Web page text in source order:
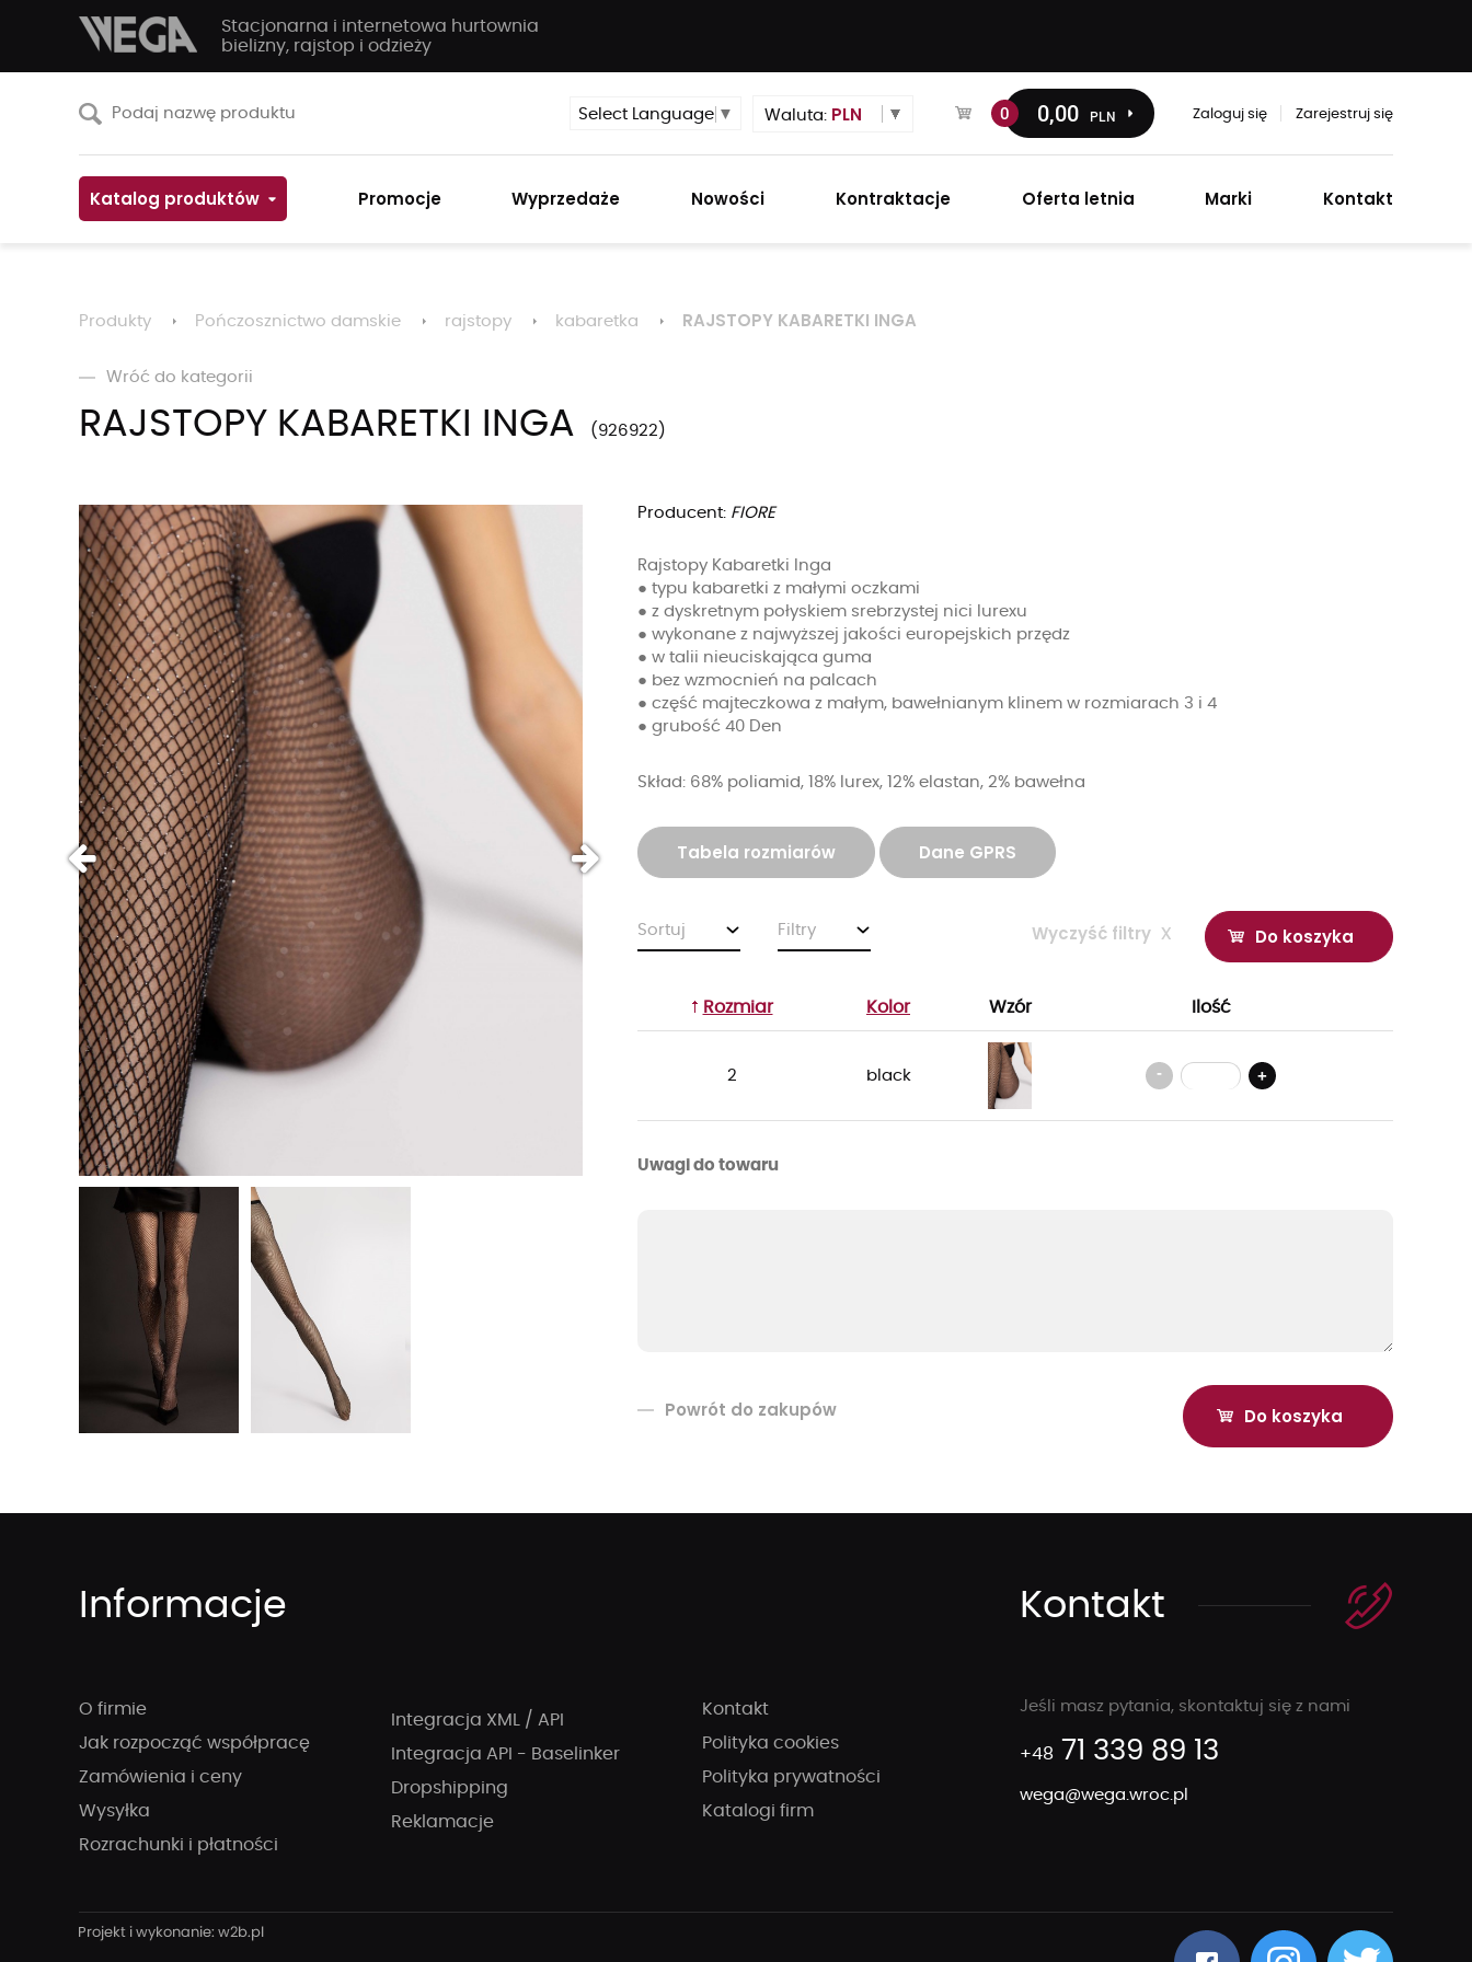
Stacjonarna i internetowa hurtownia
bielizny, rajstop i odzieży
Select Language ▼ Waluta: PLN 0 0,00 PLN Zaloguj się Zarejestruj się
Katalog produktów Promocje Wyprzedaże Nowości Kontraktacje Oferta letnia Marki Kontakt
Produkty Pończosznictwo damskie rajstopy kabaretka RAJSTOPY KABARETKI INGA
Wróć do kategorii
RAJSTOPY KABARETKI INGA 926922
Producent: FIORE
Rajstopy Kabaretki Inga
● typu kabaretki z małymi oczkami
● z dyskretnym połyskiem srebrzystej nici lurexu
● wykonane z najwyższej jakości europejskich przędz
● w talii nieuciskająca guma
● bez wzmocnień na palcach
● część majteczkowa z małym, bawełnianym klinem w rozmiarach 3 i 4
● grubość 40 Den
Skład: 68% poliamid, 18% lurex, 12% elastan, 2% bawełna
Tabela rozmiarów Dane GPRS
Sortuj Filtry Do koszyka
Wyczyść filtry x
Rozmiar Kolor Wzór Ilość
2 black - +
Uwagi do towaru
Powrót do zakupów
Informacje
O firmie
Jak rozpocząć współpracę
Zamówienia i ceny
Wysyłka
Rozrachunki i płatności
Integracja XML / API
Integracja API - Baselinker
Dropshipping
Reklamacje
Kontakt
Polityka cookies
Polityka prywatności
Katalogi firm
Kontakt
Jeśli masz pytania, skontaktuj się z nami
+48 71 339 89 13
wega@wega.wroc.pl